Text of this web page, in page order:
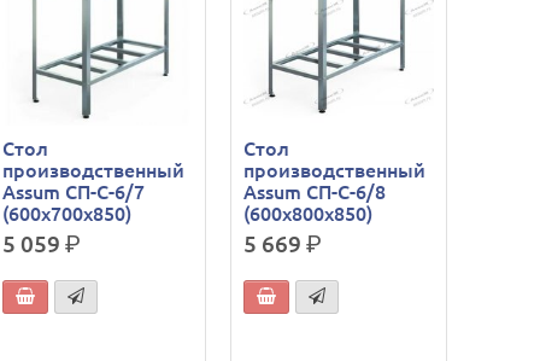
Стол
производственный
Assum СП-С-6/7
(600х700х850)
5 059 р.
Стол
производственный
Assum СП-С-6/8
(600х800х850)
5 669 р.